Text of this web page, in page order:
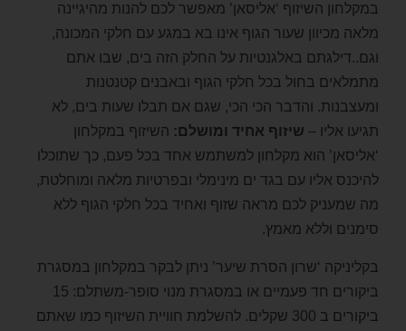
במקלחון השיזוף ‘אליסאן’ מאפשר לכם להנות מהיגיינה
מלאה מכיוון שעור הגוף אינו בא במגע עם חלקי המכונה,
וגם..דילגתם באלגנטיות על החלק הזה בים, שבו אתם
מתמלאים בחול בכל חלקי הגוף ובאבנים קטנטנות
ומעצבנות. והדבר הכי הכי, שגם אם תבלו שעות בים, לא
תגיעו אליו – שיזוף אחיד ומושלם: השיזוף במקלחון
‘אליסאן’ הוא מקלחון למשתמש אחד בכל פעם, כך שתוכלו
להיכנס אליו עם בגד ים מינימלי ובפרטיות מלאה ומוחלטת,
מה שמעניק לכם מראה שזוף ואחיד בכל חלקי הגוף ללא
סימנים וללא מאמץ.
בקליניקה ‘שרון הסרת שיער’ ניתן לבקר במקלחון במסגרת
ביקורים חד פעמיים או במסגרת מנוי סופר-משתלם: 15
ביקורים ב 300 שקלים. להשלמת חוויית השיזוף כמו שאתם